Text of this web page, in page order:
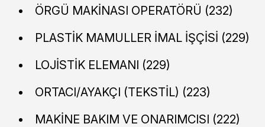
ÖRGÜ MAKİNASI OPERATÖRÜ (232)
PLASTİK MAMULLER İMAL İŞÇİSİ (229)
LOJİSTİK ELEMANI (229)
ORTACI/AYAKÇI (TEKSTİL) (223)
MAKİNE BAKIM VE ONARIMCISI (222)